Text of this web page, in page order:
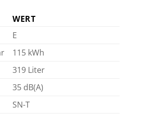
WERT
E
115 kWh
319 Liter
35 dB(A)
SN-T